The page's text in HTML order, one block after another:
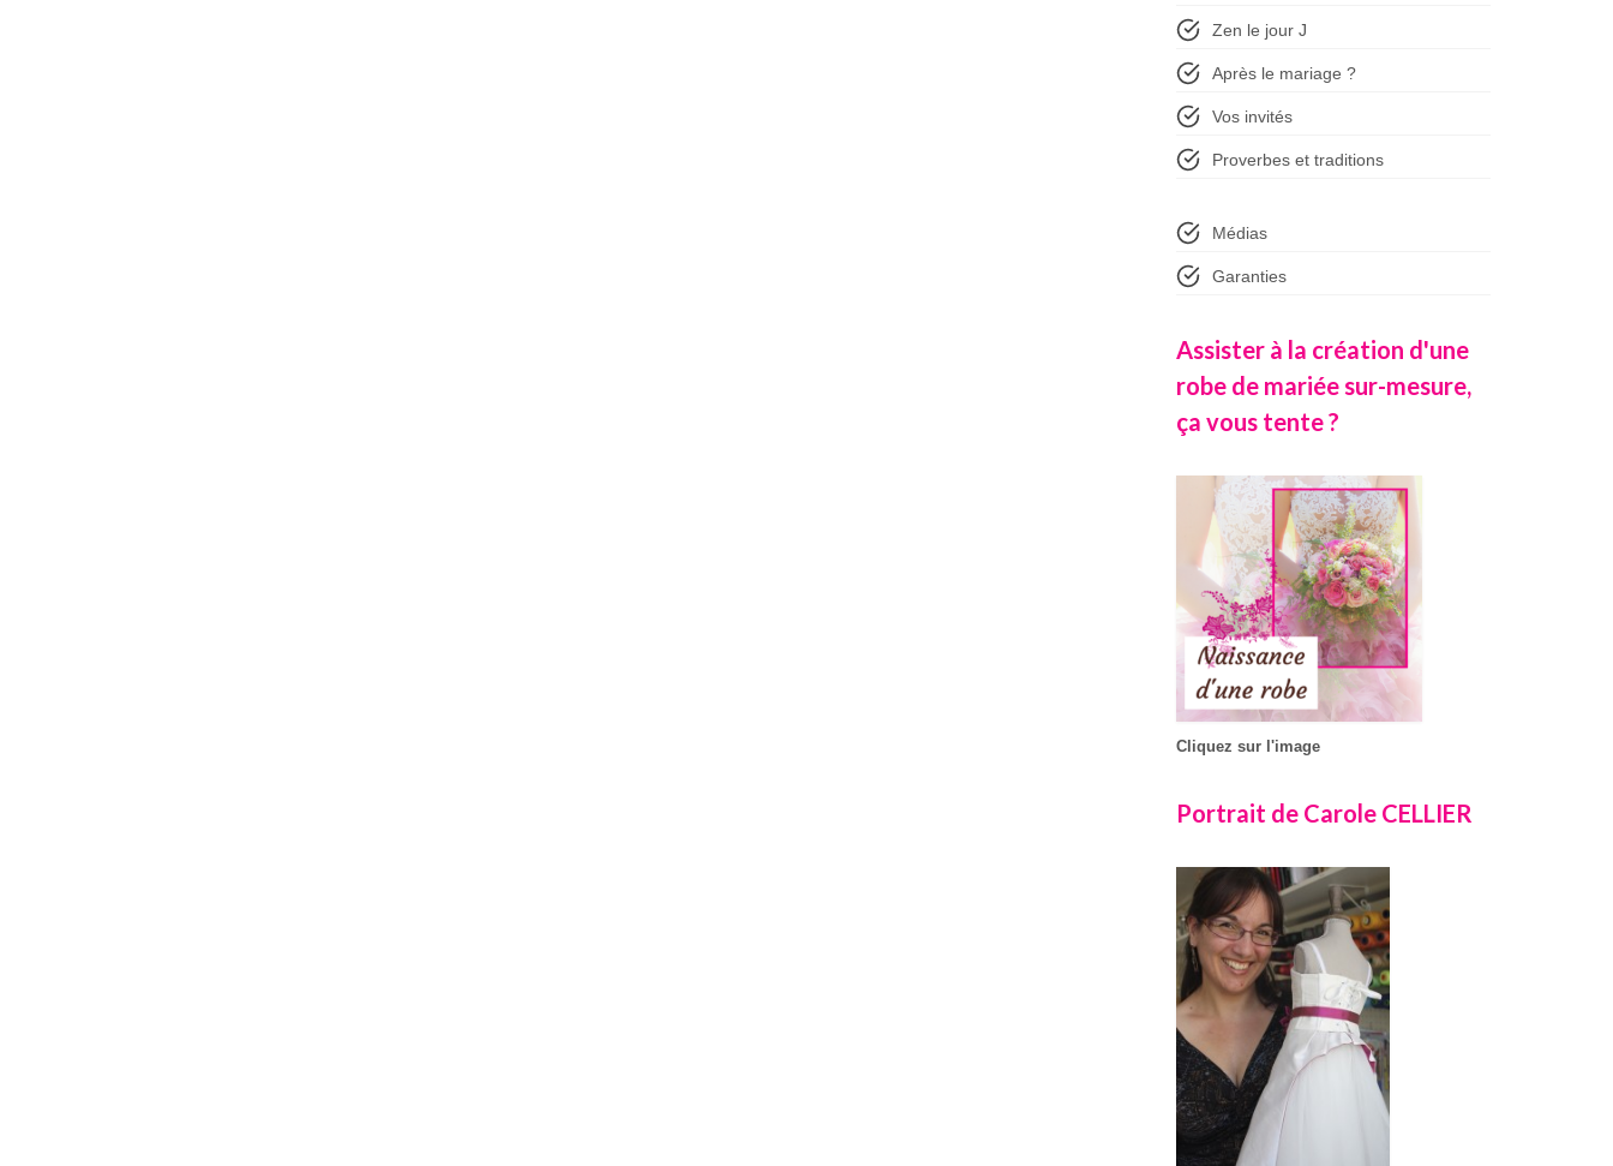
Zen le jour J
Après le mariage ?
Vos invités
Proverbes et traditions
Médias
Garanties
Assister à la création d'une
robe de mariée sur-mesure,
ça vous tente ?
Cliquez sur l'image
Portrait de Carole CELLIER